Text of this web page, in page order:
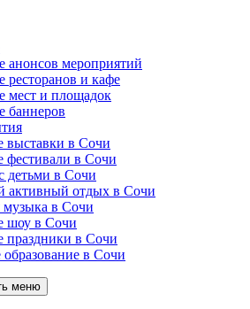
анонсов мероприятий
ресторанов и кафе
мест и площадок
баннеров
выставки в Сочи
фестивали в Сочи
детьми в Сочи
активный отдых в Сочи
музыка в Сочи
шоу в Сочи
праздники в Сочи
образование в Сочи
меню